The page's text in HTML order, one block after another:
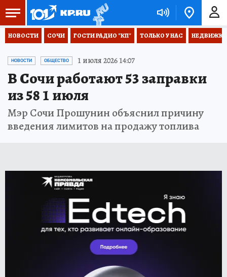
НОВОСТИ СОЧИ ГОСТИ РАДИО "КП" ТОЛЬКО У НАС НЕДВИЖКА
НОВОСТИ ОБЩЕСТВО 1 июля 2026 14:07
В Сочи работают 53 заправки
из 58 1 июля
Мэр Сочи Прошунин объяснил причину
введения лимитов на продажу топлива